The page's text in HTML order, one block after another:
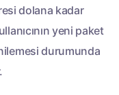
dolana kadar
yeni paket
durumunda